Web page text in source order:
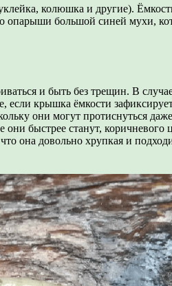
колюшка и другие).
опарыши большой синей мухи,
и быть без трещин. В
крышка ёмкости
они могут протиснуться
быстрее станут,
она довольно хрупкая и